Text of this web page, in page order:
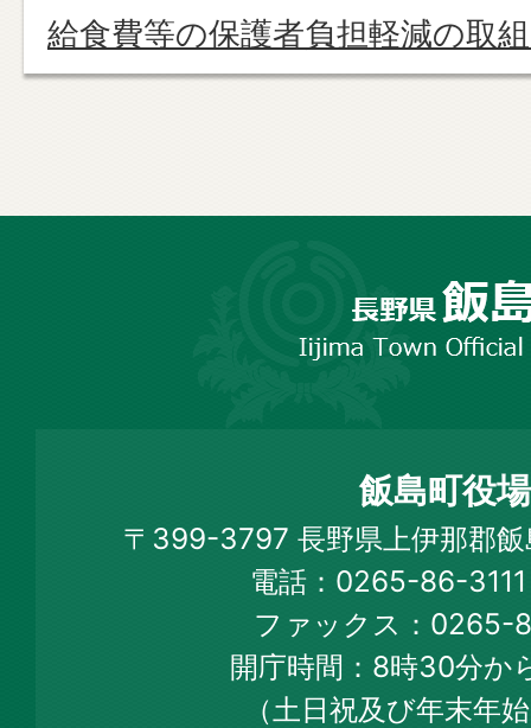
給食費等の保護者負担軽減の取
Town
Official
Web
Site
飯島町役場
〒399-3797 長野県上伊那郡
電話：0265-86-
ファックス：0265-
開庁時間：8時30分か
（土日祝及び年末年